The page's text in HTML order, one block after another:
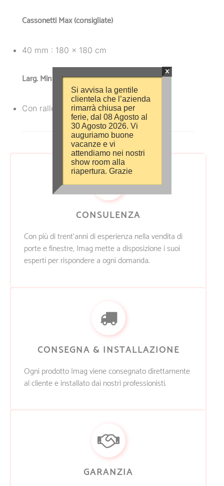
Cassonetti Max (consigliate)
40 mm : 180 x 180 cm
Larg. Min (consigliata)
Con rallentatore: 60 cm
CONSULENZA
Con più di trent’anni di esperienza nella vendita di
porte e finestre, Imag mette a disposizione i suoi
esperti per rispondere a ogni domanda.
CONSEGNA & INSTALLAZIONE
Ogni prodotto Imag viene consegnato direttamente
al cliente e installato dai nostri professionisti.
GARANZIA
Si avvisa la gentile
clientela che l’azienda
rimarrà chiusa per
ferie, dal 08 Agosto al
30 Agosto 2026. Vi
auguriamo buone
vacanze e vi
attendiamo nei nostri
show room alla
riapertura. Grazie
×